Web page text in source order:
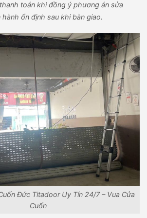
toán khi đồng ý phương án sửa
ổn định sau khi bàn giao.
Đức Titadoor Uy Tín 24/7 – Vua Cửa
Cuốn